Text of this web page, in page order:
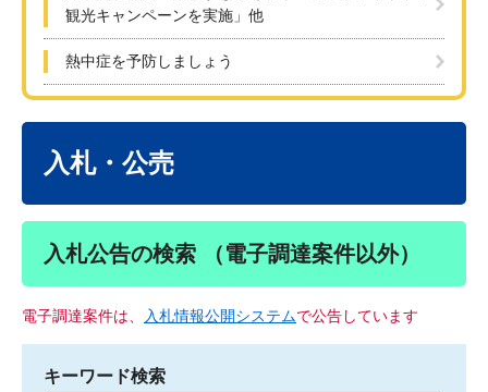
観光キャンペーンを実施」他
熱中症を予防しましょう
入札・公売
入札公告の検索 （電子調達案件以外）
電子調達案件は、 入札情報公開システムで公告しています
キーワード検索